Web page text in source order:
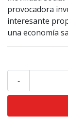
provocadora
interesante
una economía
-